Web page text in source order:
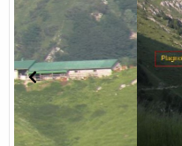
Slide precedente